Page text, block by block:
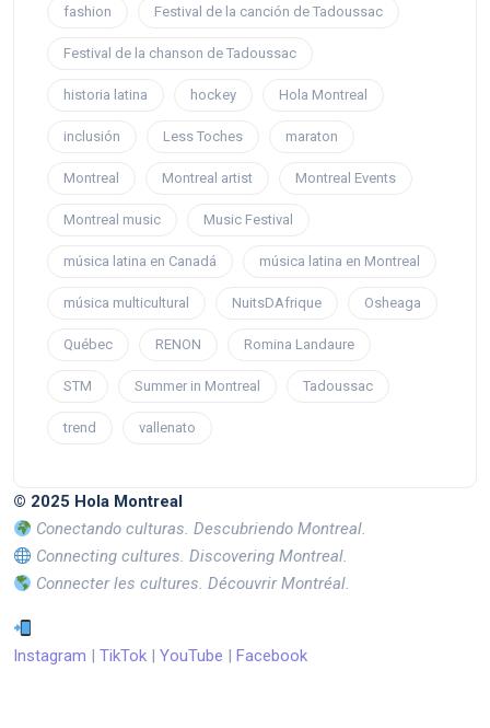
fashion Festival de la canción de Tadoussac
Festival de la chanson de Tadoussac
historia latina hockey Hola Montreal
inclusión Less Toches maraton
Montreal Montreal artist Montreal Events
Montreal music Music Festival
música latina en Canadá música latina en Montreal
música multicultural NuitsDAfrique Osheaga
Québec RENON Romina Landaure
STM Summer in Montreal Tadoussac
trend vallenato
© 2025 Hola Montreal
Conectando culturas. Descubriendo Montreal.
Connecting cultures. Discovering Montreal.
Connecter les cultures. Découvrir Montréal.
Instagram | TikTok | YouTube | Facebook